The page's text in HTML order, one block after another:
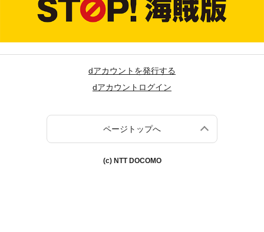
dアカウントを発行する
dアカウントログイン
ページトップへ
(c) NTT DOCOMO